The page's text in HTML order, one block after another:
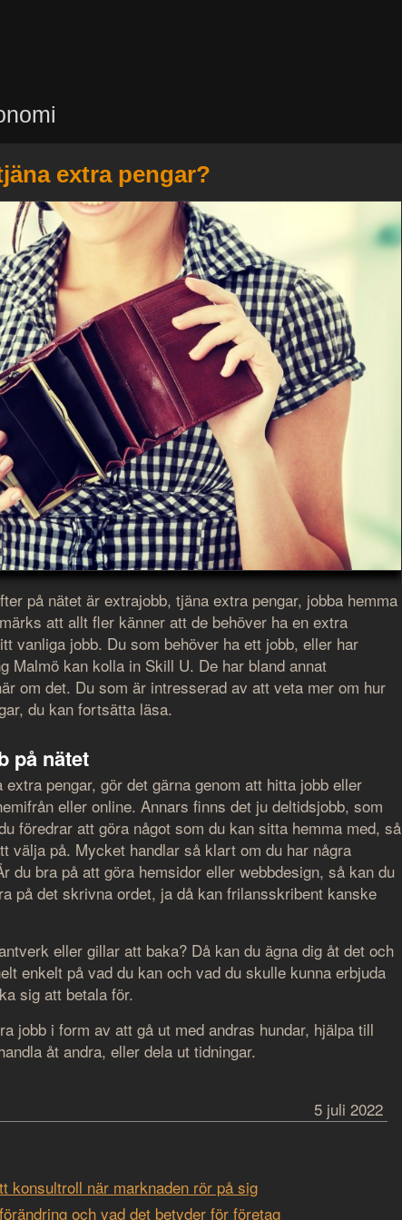
extra pengar?
på nätet är extrajobb, tjäna extra pengar, jobba hemma
att allt fler känner att de behöver ha en extra
vanliga jobb. Du som behöver ha ett jobb, eller har
Malmö kan kolla in Skill U. De har bland annat
om det. Du som är intresserad av att veta mer om hur
du kan fortsätta läsa.
på nätet
pengar, gör det gärna genom att hitta jobb eller
eller online. Annars finns det ju deltidsjobb, som
föredrar att göra något som du kan sitta hemma med, så
välja på. Mycket handlar så klart om du har några
du bra på att göra hemsidor eller webbdesign, så kan du
på det skrivna ordet, ja då kan frilansskribent kanske
eller gillar att baka? Då kan du ägna dig åt det och
enkelt på vad du kan och vad du skulle kunna erbjuda
sig att betala för.
jobb i form av att gå ut med andras hundar, hjälpa till
åt andra, eller dela ut tidningar.
5 juli 2022
konsultroll när marknaden rör på sig
och vad det betyder för företag